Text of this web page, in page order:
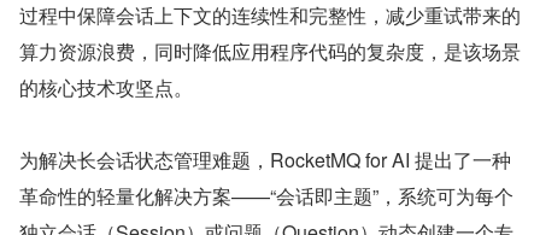
过程中保障会话上下文的连续性和完整性，减少重试带来的
算力资源浪费，同时降低应用程序代码的复杂度，是该场景
的核心技术攻坚点。
为解决长会话状态管理难题，RocketMQ for AI 提出了一种
革命性的轻量化解决方案——“会话即主题”，系统可为每个